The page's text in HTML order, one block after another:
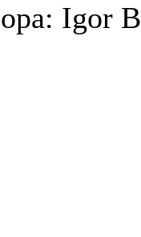
Igor